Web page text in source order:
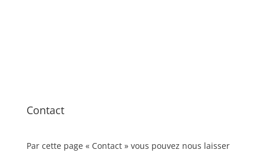
Contact
Par cette page « Contact » vous pouvez nous laisser